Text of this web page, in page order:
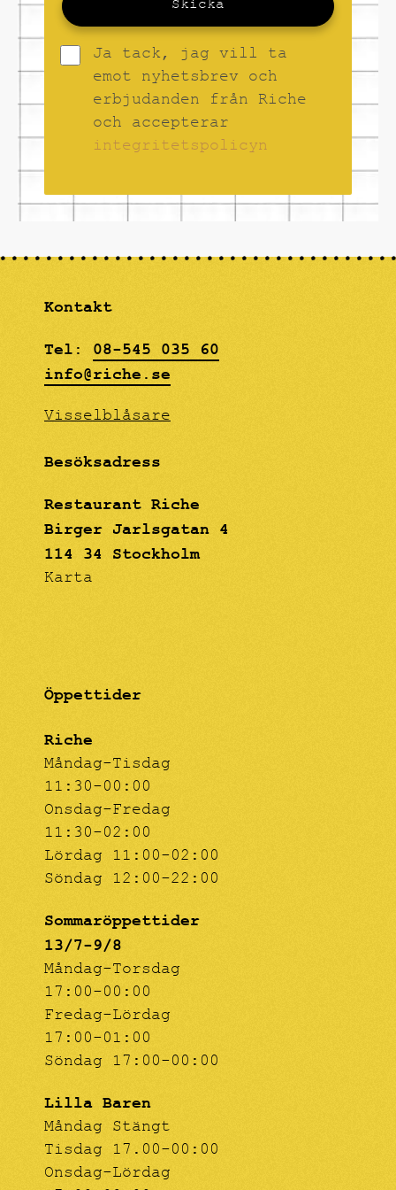
Skicka
Ja tack, jag vill ta
emot nyhetsbrev och
erbjudanden från Riche
och accepterar
integritetspolicyn
Öppettider
Riche
Måndag-Tisdag
11:30-00:00
Onsdag-Fredag
11:30-02:00
Lördag 11:00-02:00
Söndag 12:00-22:00
Sommaröppettider
13/7-9/8
Måndag-Torsdag
17:00-00:00
Fredag-Lördag
17:00-01:00
Söndag 17:00-00:00
Lilla Baren
Måndag Stängt
Tisdag 17.00-00:00
Onsdag-Lördag
Kontakt
Tel: 08-545 035 60
info@riche.se
Visselblåsare
Besöksadress
Restaurant Riche
Birger Jarlsgatan 4
114 34 Stockholm
Karta